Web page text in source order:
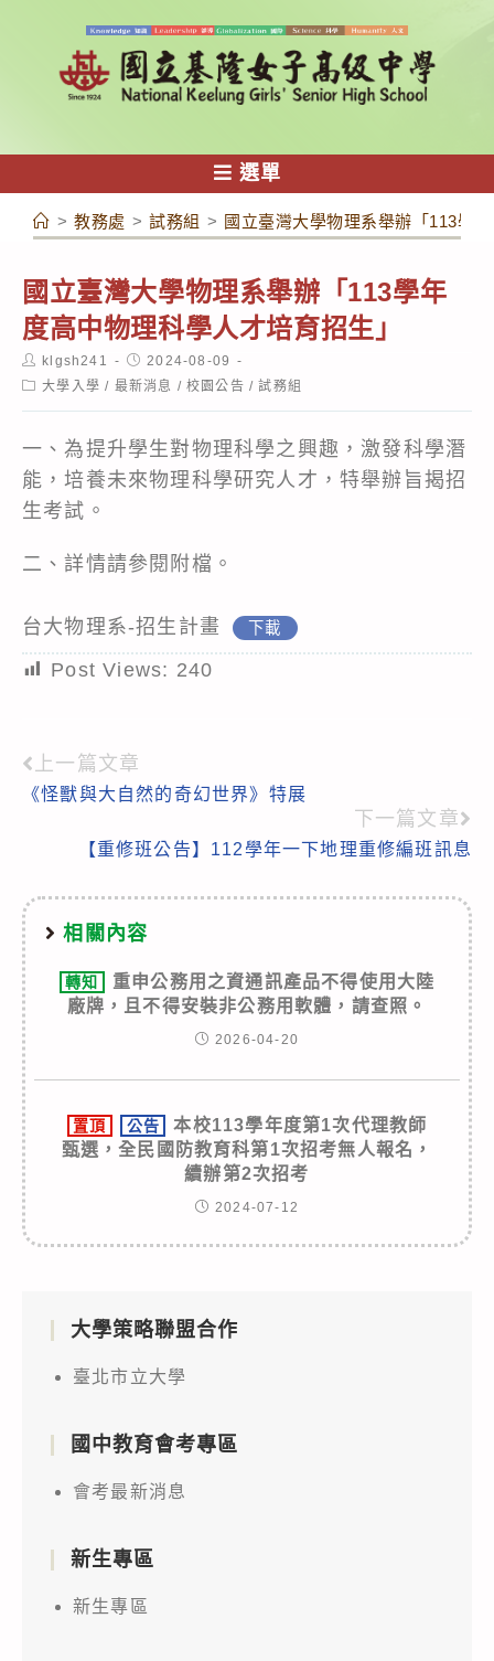
容
選單
> 教務處 > 試務組 > 國立臺灣大學物理系舉辦「113學
國立臺灣大學物理系舉辦「113學年
度高中物理科學人才培育招生」
Post
author:
klgsh241
Post
published:
2024-08-09
Post大學入學 / 最新消息 / 校園公告 / 試務組
一、為提升學生對物理科學之興趣，激發科學潛
能，培養未來物理科學研究人才，特舉辦旨揭招
生考試。
二、詳情請參閱附檔。
台大物理系-招生計畫 下載
Post Views: 240
Read
more
articles
上一篇文章
《怪獸與大自然的奇幻世界》特展
下一篇文章
【重修班公告】112學年一下地理重修編班訊息
相關內容
轉知
重申公務用之資通訊產品不得使用大陸
廠牌，且不得安裝非公務用軟體，請查照。
2026-04-20
置頂 公告
本校113學年度第1次代理教師
甄選，全民國防教育科第1次招考無人報名，
續辦第2次招考
2024-07-12
大學策略聯盟合作
臺北市立大學
國中教育會考專區
會考最新消息
新生專區
新生專區